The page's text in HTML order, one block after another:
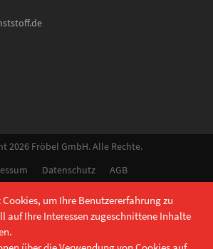
2026 Fröbel GmbH. Alle Rechte.
Datenschutz AGB
um Ihre Benutzererfahrung zu
auf Ihre Interessen zugeschnittene Inhalte